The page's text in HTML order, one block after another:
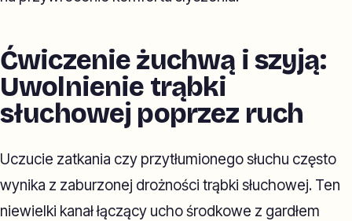
Ćwiczenie żuchwą i szyją:
Uwolnienie trąbki
słuchowej poprzez ruch
Uczucie zatkania czy przytłumionego słuchu często
wynika z zaburzonej drożności trąbki słuchowej. Ten
niewielki kanał łączący ucho środkowe z gardłem